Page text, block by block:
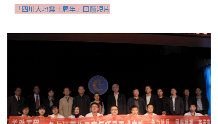
「四川大地震十周年」回顾短片